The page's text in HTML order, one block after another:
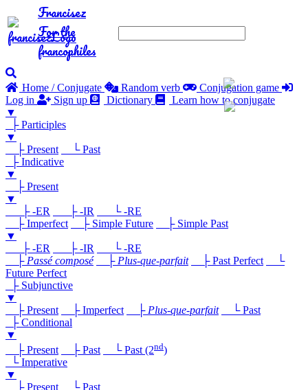
Francisez
For the
francophiles
Home / Conjugate Random verb
Conjugation game
Log in
Sign up Dictionary
Learn how to conjugate
▼
├ Participles
▼
├ Present
└ Past
├ Indicative
▼
├ Present
▼
├ -ER
├ -IR
└ -RE
├ Imperfect
├ Simple Future
├ Simple Past
▼
├ -ER
├ -IR
└ -RE
├ Passé composé ├ Plus-que-parfait ├ Past Perfect
└
Future Perfect
├ Subjunctive
▼
├ Present
├ Imperfect ├ Plus-que-parfait
└ Past
├ Conditional
▼
├ Present
├ Past └ Past (2nd)
└ Imperative
▼
├ Present
└ Past